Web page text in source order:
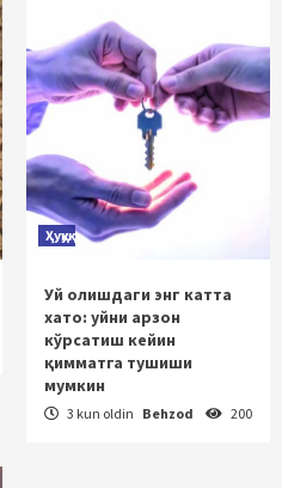
Ҳуқуқ
Уй олишдаги энг катта
хато: уйни арзон
кўрсатиш кейин
қимматга тушиши
мумкин
3 kun oldin Behzod 200